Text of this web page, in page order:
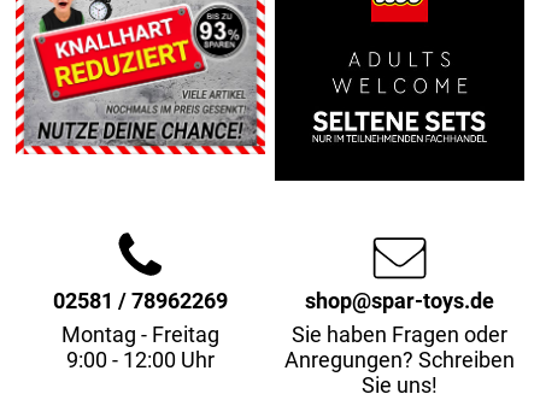
02581 / 78962269
Montag - Freitag
9:00 - 12:00 Uhr
shop@spar-toys.de
Sie haben Fragen oder
Anregungen? Schreiben
Sie uns!